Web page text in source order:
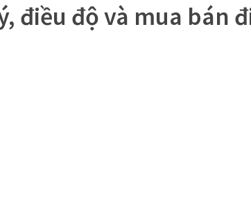
điều độ và mua bán